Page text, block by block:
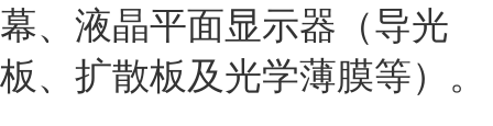
幕、液晶平面显示器（导光
板、扩散板及光学薄膜等）。